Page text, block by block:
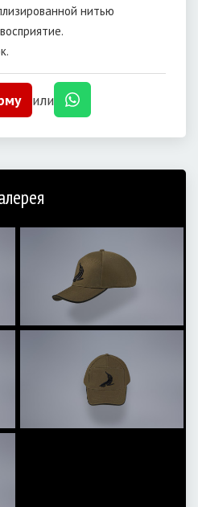
нитью
или